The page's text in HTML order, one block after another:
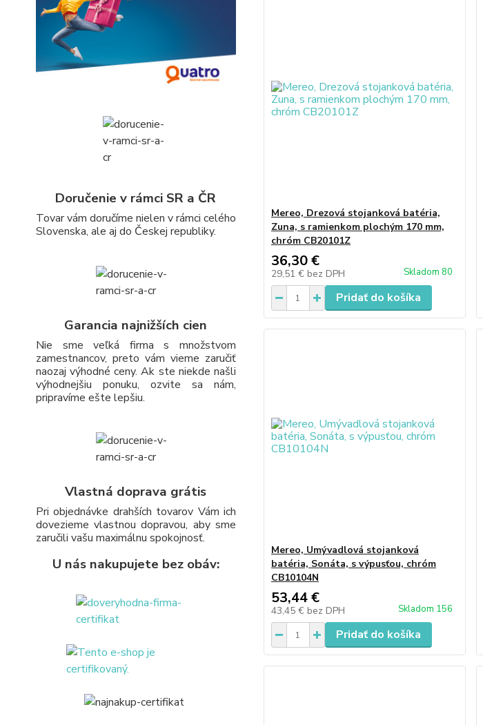
Doručenie v rámci SR a ČR
Tovar vám doručíme nielen v rámci celého
Slovenska, ale aj do Českej republiky.
Garancia najnižších cien
Nie sme veľká firma s množstvom
zamestnancov, preto vám vieme zaručiť
naozaj výhodné ceny. Ak ste niekde našli
výhodnejšiu ponuku, ozvite sa nám,
pripravíme ešte lepšiu.
Vlastná doprava grátis
Pri objednávke drahších tovarov Vám ich
dovezieme vlastnou dopravou, aby sme
zaručili vašu maximálnu spokojnosť.
U nás nakupujete bez obáv:
Mereo, Drezová stojanková batéria,
Zuna, s ramienkom plochým 170 mm,
chróm CB20101Z
36,30 €
29,51 € bez DPH Skladom 80
Pridať do košíka
Mereo, Umývadlová stojanková
batéria, Sonáta, s výpusťou, chróm
CB10104N
53,44 €
43,45 € bez DPH Skladom 156
Pridať do košíka